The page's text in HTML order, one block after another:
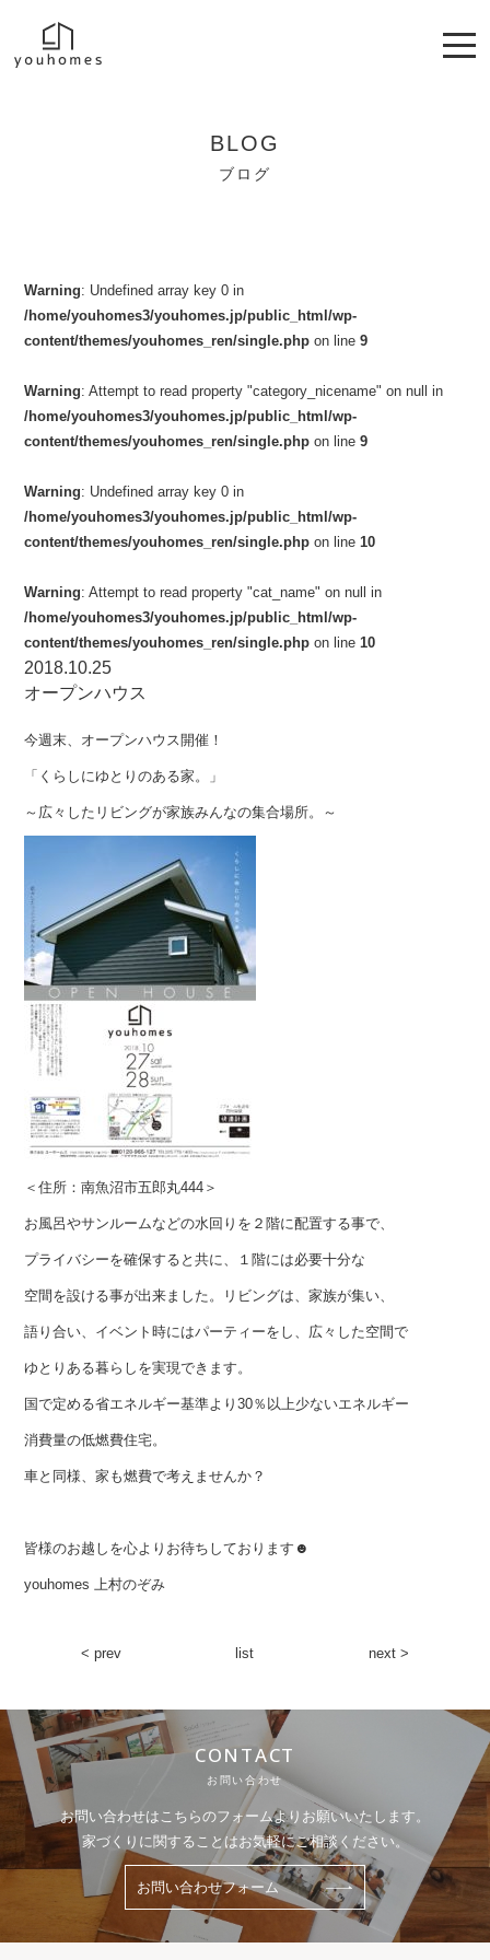
BLOG
ブログ
Warning: Undefined array key 0 in
/home/youhomes3/youhomes.jp/public_html/wp-
content/themes/youhomes_ren/single.php on line9
Warning: Attempt to read property "category_nicename" on null in
/home/youhomes3/youhomes.jp/public_html/wp-
content/themes/youhomes_ren/single.php on line9
Warning: Undefined array key 0 in
/home/youhomes3/youhomes.jp/public_html/wp-
content/themes/youhomes_ren/single.php on line10
Warning: Attempt to read property "cat_name" on null in
/home/youhomes3/youhomes.jp/public_html/wp-
content/themes/youhomes_ren/single.php on line10
2018.10.25
オープンハウス
今週末、オープンハウス開催！
「くらしにゆとりのある家。」
～広々したリビングが家族みんなの集合場所。～
＜住所：南魚沼市五郎丸444＞
お風呂やサンルームなどの水回りを２階に配置する事で、
プライバシーを確保すると共に、１階には必要十分な
空間を設ける事が出来ました。リビングは、家族が集い、
語り合い、イベント時にはパーティーをし、広々した空間で
ゆとりある暮らしを実現できます。
国で定める省エネルギー基準より30％以上少ないエネルギー
消費量の低燃費住宅。
車と同様、家も燃費で考えませんか？
皆様のお越しを心よりお待ちしております☻
youhomes 上村のぞみ
< prev list next >
CONTACT
お問い合わせ
お問い合わせはこちらのフォームよりお願いいたします。
家づくりに関することはお気軽にご相談ください。
お問い合わせフォーム